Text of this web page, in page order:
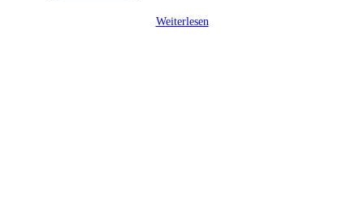
Weiterlesen